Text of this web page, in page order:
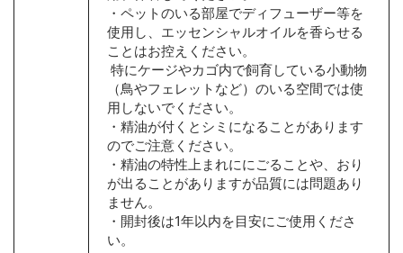
・ペットのいる部屋でディフューザー等を
使用し、エッセンシャルオイルを香らせる
ことはお控えください。
特にケージやカゴ内で飼育している小動物
（鳥やフェレットなど）のいる空間では使
用しないでください。
・精油が付くとシミになることがあります
のでご注意ください。
・精油の特性上まれににごることや、おり
が出ることがありますが品質には問題あり
ません。
・開封後は1年以内を目安にご使用くださ
い。